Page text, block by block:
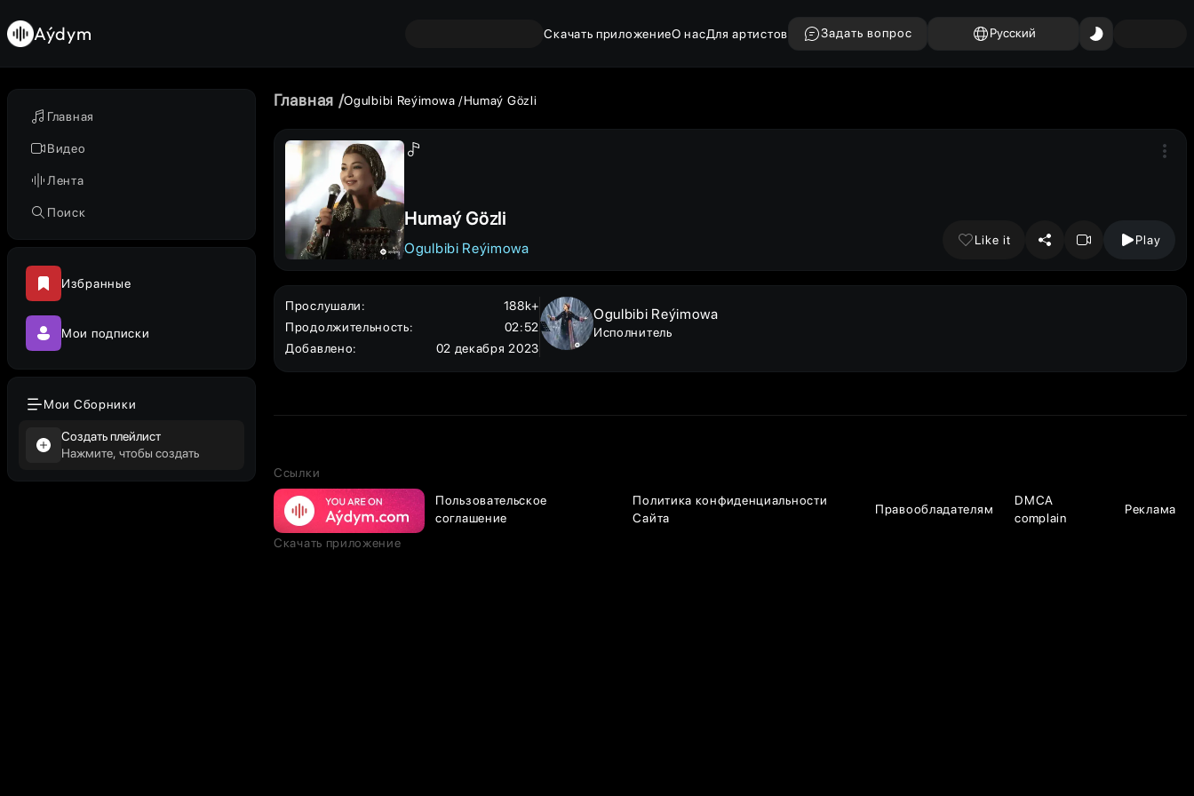
Главная
Видео
Лента
Поиск
Избранные
Мои подписки
Мои Сборники
Создать плейлист
Нажмите, чтобы создать
Aýdym Скачать приложениеО насДля артистов Задать вопрос Русский
Главная Ogulbibi Reýimowa Humaý Gözli
Humaý Gözli
Ogulbibi Reýimowa
Like it Play
Прослушали:
188k+
Продолжительность:
02:52
Добавлено: 02 декабря 2023
Ogulbibi Reýimowa
Исполнитель
Ссылки
Пользовательское
соглашение
Политика конфиденциальности
Сайта
Правообладателям
DMCA
complain
Реклама
Скачать приложение